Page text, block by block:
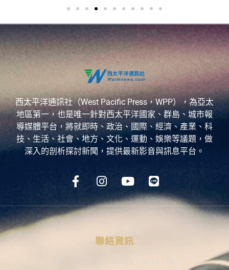
西太平洋通訊社（West Pacific Press，WPP），為亞太
地區第一，也是唯一針對西太平洋國家、群島、城市報
導媒體平台，將就即時、政治、國際、經濟、產業、科
技、生活、社會、地方、文化、運動、娛樂等議題，做
深入的剖析探討新聞，提供最新影音與訊息平台。
聯絡資訊
9：30-12：00；13：30-18：00